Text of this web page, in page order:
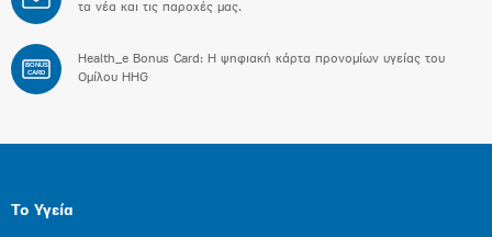
τα νέα και τις παροχές μας.
BONUS
CARD
Health_e Bonus Card: H ψηφιακή κάρτα προνομίων υγείας του
Ομίλου HHG
Το Υγεία